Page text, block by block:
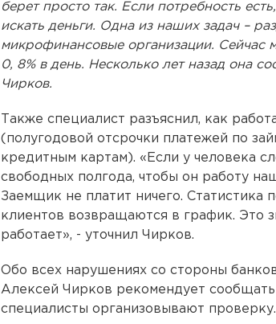
берет просто так. Если потребность
искать деньги. Одна из наших задач –
микрофинансовые организации. Сейчас
0, 8% в день. Несколько лет назад она
Чирков.
Также специалист разъяснил, как
(полугодовой отсрочки платежей по
кредитным картам). «Если у человека
свободных полгода, чтобы он работу
Заемщик не платит ничего. Статистика
клиентов возвращаются в график. Это
работает», - уточнил Чирков.
Обо всех нарушениях со стороны
Алексей Чирков рекомендует
специалисты организовывают проверку.